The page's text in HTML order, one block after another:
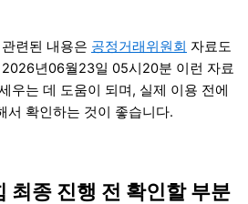
련된 내용은 공정거래위원회 자료도
년06월23일 05시20분 이런 자료
우는 데 도움이 되며, 실제 이용 전에
서 확인하는 것이 좋습니다.
최종 진행 전 확인할 부분